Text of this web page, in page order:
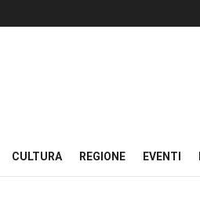
CULTURA REGIONE EVENTI